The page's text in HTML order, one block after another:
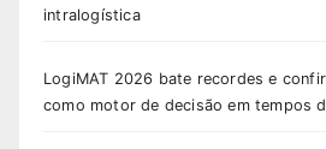
intralogística
LogiMAT 2026 bate recordes e
como motor de decisão em tempos